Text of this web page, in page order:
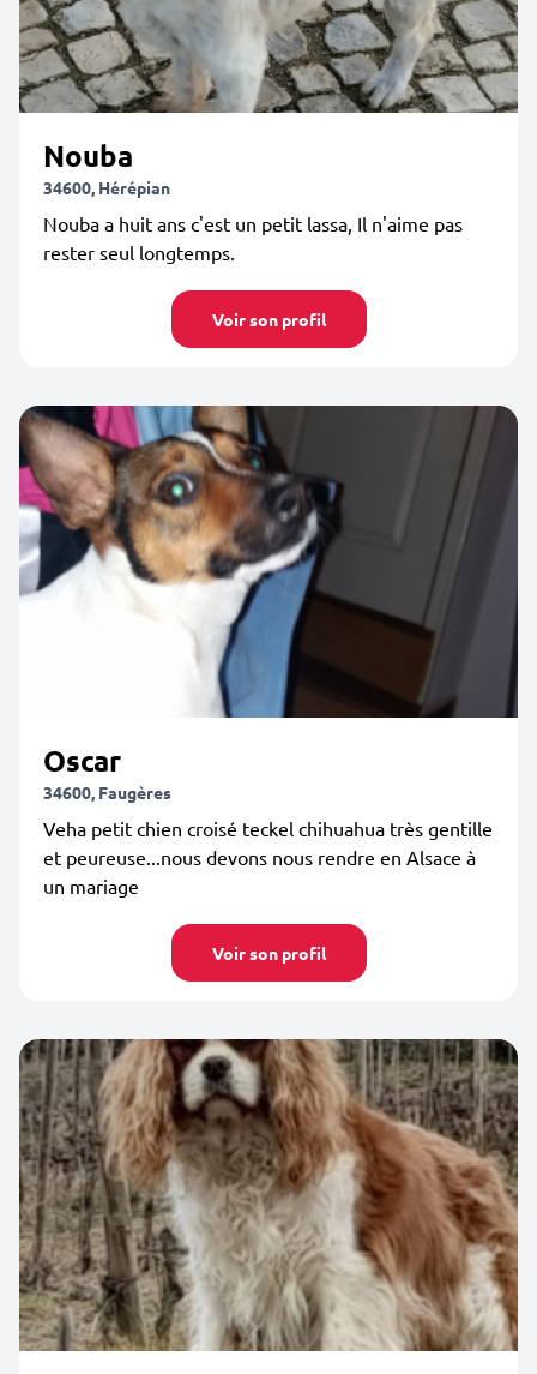
Nouba
34600, Hérépian
Nouba a huit ans c'est un petit lassa, Il n'aime pas
rester seul longtemps.
Voir son profil
Oscar
34600, Faugères
Veha petit chien croisé teckel chihuahua très gentille
et peureuse...nous devons nous rendre en Alsace à
un mariage
Voir son profil